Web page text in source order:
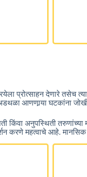
प्रोत्साहन देणारे तसेच
आणणार्‍या घटकांना
किंवा अनुपस्थिती
करणे महत्वाचे आहे.